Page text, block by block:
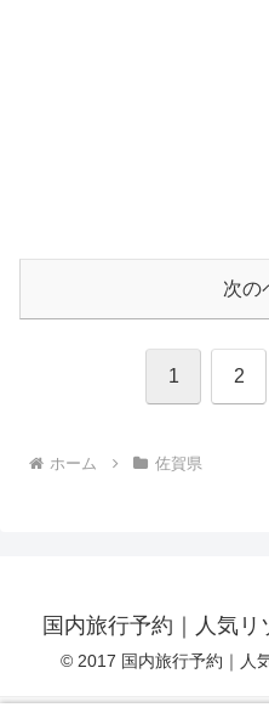
次の
1 2
ホーム 佐賀県
国内旅行予約｜人気
© 2017 国内旅行予約｜人